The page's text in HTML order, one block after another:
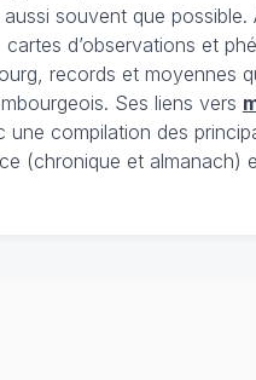
souvent que possible.
d’observations et
records et moyennes
Ses liens vers
une compilation des
(chronique et almanach)